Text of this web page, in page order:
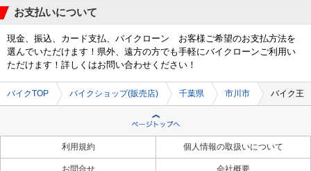
お支払いについて
現金、振込、カード支払、バイクローン お客様ご希望のお支払方法を
選んでいただけます！県外、遠方の方でも手軽にバイクローンご利用い
ただけます！詳しくはお問い合わせください！
バイクTOP バイクショップ(販売店) 千葉県 市川市 バイク王
利用規約 個人情報の取扱いについて